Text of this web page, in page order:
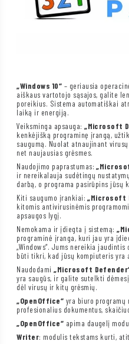
„Windows 10“ – geriausia
aiškaus vartotojo sąsajos, galite
poreikius. Sistema automatiškai
laiką ir energiją.
Veiksminga apsauga:„Microsoft
kenkėjišką programinę įrangą,
saugumą. Nuolat atnaujinant
net naujausias grėsmes.
Naudojimo paprastumas:
ir nereikalauja sudėtingų
darbą, o programa pasirūpins jūsų
Kiti saugumo įrankiai:„Microsoft
kitomis antivirusinėmis
apsaugos lygį.
Nemokama ir įdiegta į sistemą:
programinė įranga, kuri jau yra
„Windows“. Jums nereikia
būti tikri, kad jūsų kompiuteris yra
Naudodami„Microsoft
yra saugūs, ir galite sutelkti
dėl virusų ir kitų grėsmių.
„OpenOffice“ yra biuro
profesionalius dokumentus,
„OpenOffice“ apima daugelį
Writer: modulis tekstams kurti,